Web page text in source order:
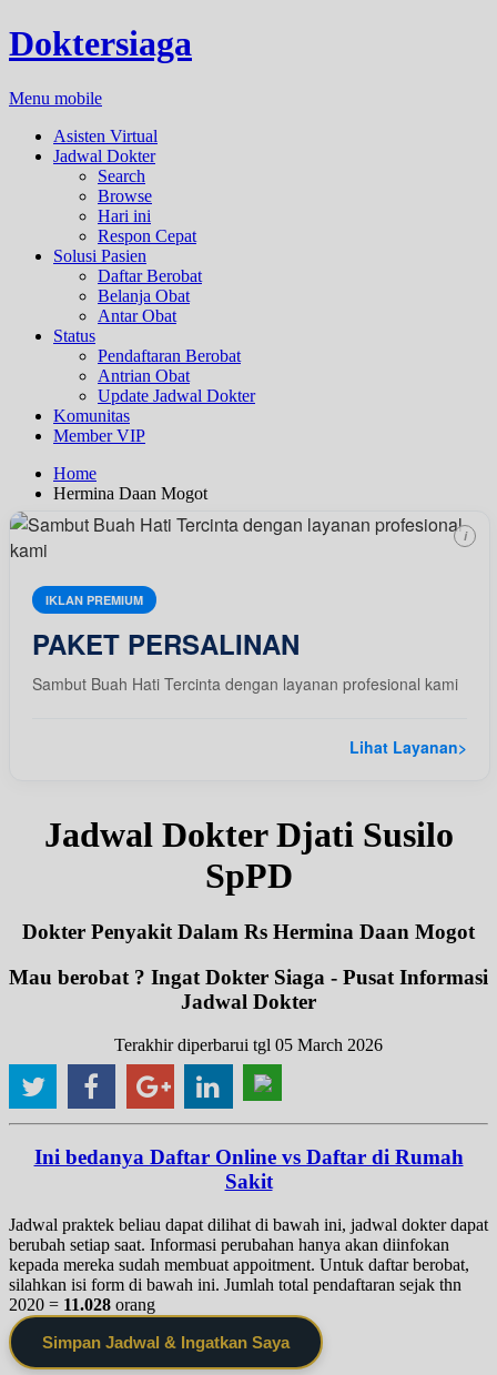
Doktersiaga
Menu mobile
Asisten Virtual
Jadwal Dokter
Search
Browse
Hari ini
Respon Cepat
Solusi Pasien
Daftar Berobat
Belanja Obat
Antar Obat
Status
Pendaftaran Berobat
Antrian Obat
Update Jadwal Dokter
Komunitas
Member VIP
Home
Hermina Daan Mogot
IKLAN PREMIUM
PAKET PERSALINAN
Sambut Buah Hati Tercinta dengan layanan profesional kami
Lihat Layanan>
i
Jadwal Dokter Djati Susilo
SpPD
Dokter Penyakit Dalam Rs Hermina Daan Mogot
Mau berobat ? Ingat Dokter Siaga - Pusat Informasi
Jadwal Dokter
Terakhir diperbarui tgl 05 March 2026
Ini bedanya Daftar Online vs Daftar di Rumah
Sakit
Jadwal praktek beliau dapat dilihat di bawah ini, jadwal dokter dapat
berubah setiap saat. Informasi perubahan hanya akan diinfokan
kepada mereka sudah membuat appoitment. Untuk daftar berobat,
silahkan isi form di bawah ini. Jumlah total pendaftaran sejak thn
2020 = 11.028 orang
Simpan Jadwal & Ingatkan Saya